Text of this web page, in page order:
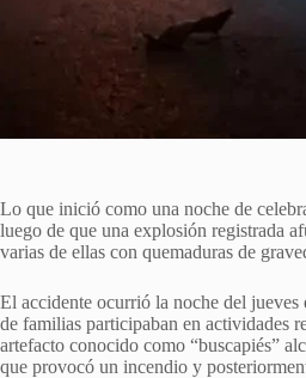
Lo que inició como una noche de
luego de que una explosión registrada
varias de ellas con quemaduras de
El accidente ocurrió la noche del
de familias participaban en actividades
artefacto conocido como “buscapiés”
que provocó un incendio y